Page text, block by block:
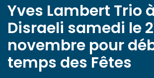
Yves Lambert Trio
Disraeli samedi le
novembre pour
temps des Fêtes